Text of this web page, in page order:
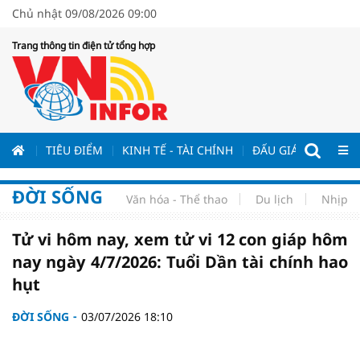
Chủ nhật 09/08/2026 09:00
Trang thông tin điện tử tổng hợp
TIÊU ĐIỂM KINH TẾ - TÀI CHÍNH ĐẤU GIÁ - ĐẤU
ĐỜI SỐNG Văn hóa - Thể thao Du lịch Nhịp
Tử vi hôm nay, xem tử vi 12 con giáp hôm
nay ngày 4/7/2026: Tuổi Dần tài chính hao
hụt
ĐỜI SỐNG 03/07/2026 18:10